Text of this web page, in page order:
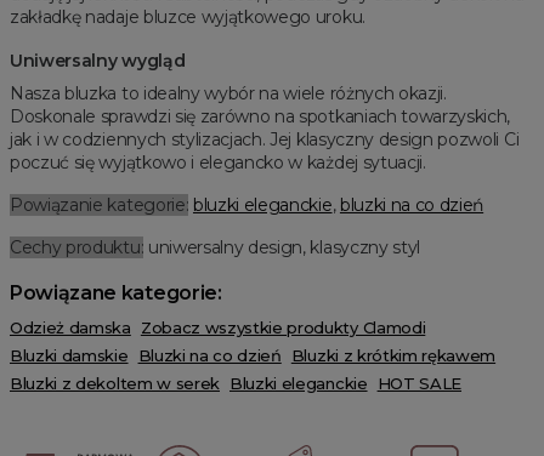
zakładkę nadaje bluzce wyjątkowego uroku.
Uniwersalny wygląd
Nasza bluzka to idealny wybór na wiele różnych okazji.
Doskonale sprawdzi się zarówno na spotkaniach towarzyskich,
jak i w codziennych stylizacjach. Jej klasyczny design pozwoli Ci
poczuć się wyjątkowo i elegancko w każdej sytuacji.
Powiązanie kategorie: bluzki eleganckie, bluzki na co dzień
Cechy produktu: uniwersalny design, klasyczny styl
Powiązane kategorie:
Odzież damska
Zobacz wszystkie produkty Clamodi
Bluzki damskie
Bluzki na co dzień
Bluzki z krótkim rękawem
Bluzki z dekoltem w serek Bluzki eleganckie HOT SALE